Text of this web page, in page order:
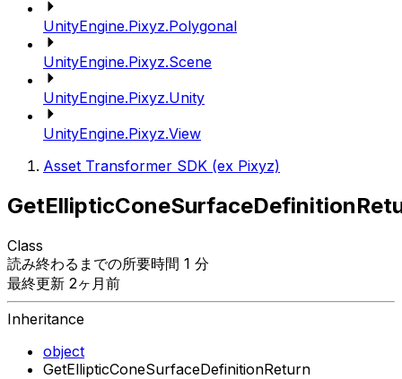
UnityEngine.Pixyz.Polygonal
UnityEngine.Pixyz.Scene
UnityEngine.Pixyz.Unity
UnityEngine.Pixyz.View
Asset Transformer SDK (ex Pixyz)
Class
読み終わるまでの所要時間 1 分
最終更新 2ヶ月前
Inheritance
object
GetEllipticConeSurfaceDefinitionReturn